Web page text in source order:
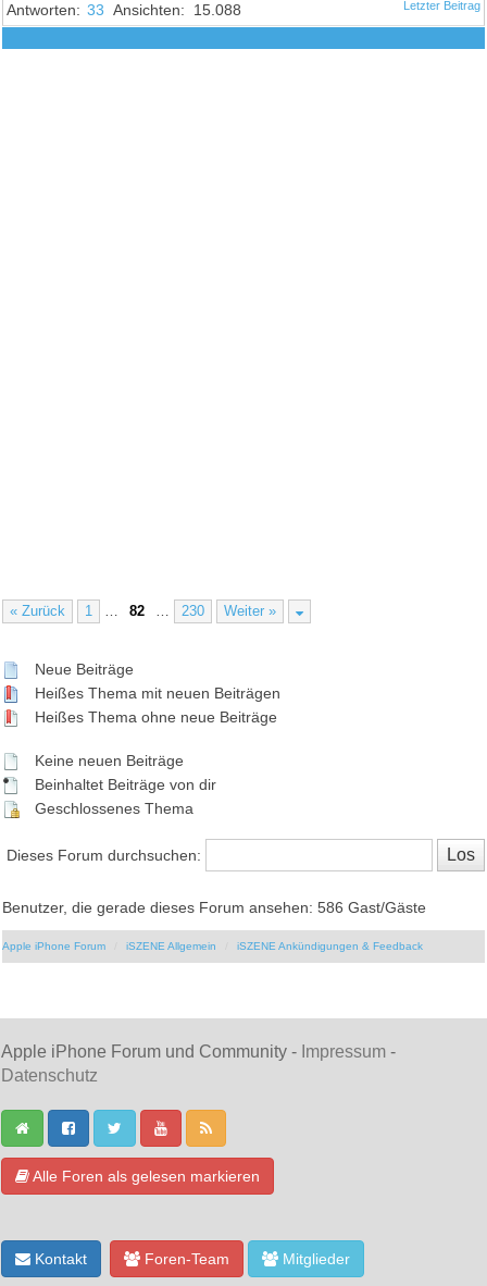
33
15.088
« Zurück 1 82 230 Weiter »
Neue Beiträge
Heißes Thema mit neuen Beiträgen
Heißes Thema ohne neue Beiträge
Keine neuen Beiträge
Beinhaltet Beiträge von dir
Geschlossenes Thema
Dieses Forum durchsuchen:
Benutzer, die gerade dieses Forum ansehen: 586 Gast/Gäste
Apple iPhone Forum iSZENE Allgemein iSZENE Ankündigungen & Feedback
Apple iPhone Forum und Community - Impressum -
Datenschutz
Alle Foren als gelesen markieren
Kontakt Foren-Team Mitglieder